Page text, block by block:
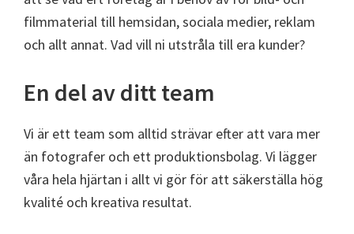
filmmaterial till hemsidan, sociala medier, reklam
och allt annat. Vad vill ni utstråla till era kunder?
En del av ditt team
Vi är ett team som alltid strävar efter att vara mer
än fotografer och ett produktionsbolag. Vi lägger
våra hela hjärtan i allt vi gör för att säkerställa hög
kvalité och kreativa resultat.